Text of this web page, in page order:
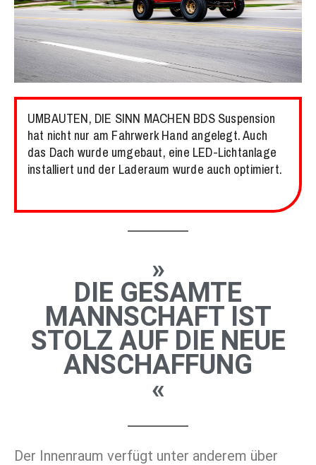
UMBAUTEN, DIE SINN MACHEN BDS Suspension
hat nicht nur am Fahrwerk Hand angelegt. Auch
das Dach wurde umgebaut, eine LED-Lichtanlage
installiert und der Laderaum wurde auch optimiert.
»
DIE GESAMTE
MANNSCHAFT IST
STOLZ AUF DIE NEUE
ANSCHAFFUNG
«
Der Innenraum verfügt unter anderem über